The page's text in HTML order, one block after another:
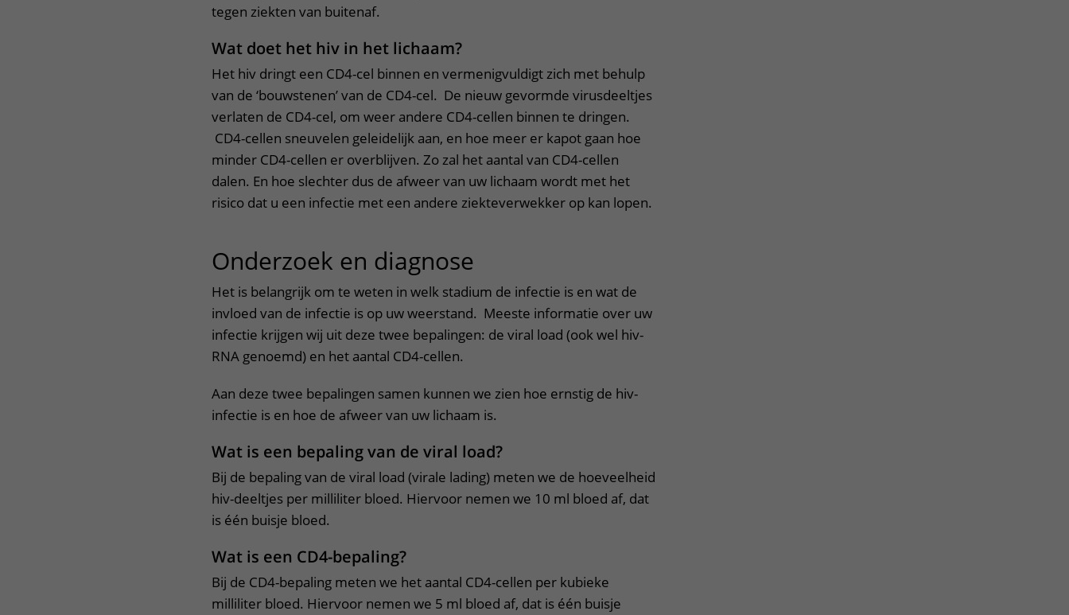
tegen ziekten van buitenaf.
Wat doet het hiv in het lichaam?
Het hiv dringt een CD4-cel binnen en vermenigvuldigt zich met behulp
van de ‘bouwstenen’ van de CD4-cel. De nieuw gevormde virusdeeltjes
verlaten de CD4-cel, om weer andere CD4-cellen binnen te dringen.
CD4-cellen sneuvelen geleidelijk aan, en hoe meer er kapot gaan hoe
minder CD4-cellen er overblijven. Zo zal het aantal van CD4-cellen
dalen. En hoe slechter dus de afweer van uw lichaam wordt met het
risico dat u een infectie met een andere ziekteverwekker op kan lopen.
Onderzoek en diagnose
Het is belangrijk om te weten in welk stadium de infectie is en wat de
invloed van de infectie is op uw weerstand. Meeste informatie over uw
infectie krijgen wij uit deze twee bepalingen: de viral load (ook wel hiv-
RNA genoemd) en het aantal CD4-cellen.
Aan deze twee bepalingen samen kunnen we zien hoe ernstig de hiv-
infectie is en hoe de afweer van uw lichaam is.
Wat is een bepaling van de viral load?
Bij de bepaling van de viral load (virale lading) meten we de hoeveelheid
hiv-deeltjes per milliliter bloed. Hiervoor nemen we 10 ml bloed af, dat
is één buisje bloed.
Wat is een CD4-bepaling?
Bij de CD4-bepaling meten we het aantal CD4-cellen per kubieke
milliliter bloed. Hiervoor nemen we 5 ml bloed af, dat is één buisje